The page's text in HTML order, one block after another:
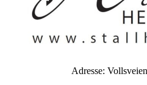
Adresse: